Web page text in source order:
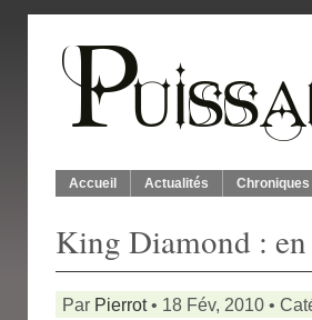
Accueil Actualités Chroniques
King Diamond :
Par Pierrot• 18 Fév, 2010 •